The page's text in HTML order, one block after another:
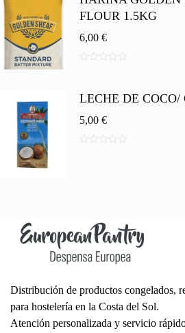
FLOUR 1.5KG
6,00 €
5
LECHE DE
5,00 €
Distribución de productos congelados,
para hostelería en la Costa del Sol.
Atención personalizada y servicio